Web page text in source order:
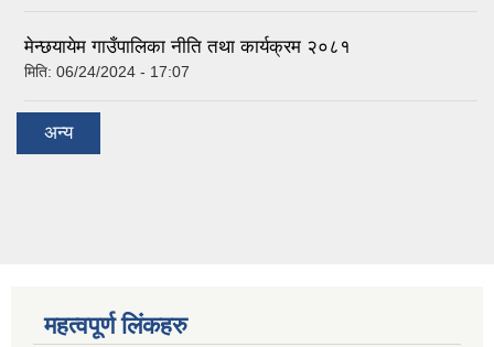
मेन्छयायेम गाउँपालिका नीति तथा कार्यक्रम २०८१
मिति: 06/24/2024 - 17:07
अन्य
महत्वपूर्ण लिंकहरु